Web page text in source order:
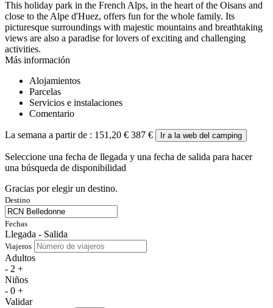
This holiday park in the French Alps, in the heart of the Oisans and
close to the Alpe d'Huez, offers fun for the whole family. Its
picturesque surroundings with majestic mountains and breathtaking
views are also a paradise for lovers of exciting and challenging
activities.
Más información
Alojamientos
Parcelas
Servicios e instalaciones
Comentario
La semana a partir de : 151,20 € 387 € Ir a la web del camping
Seleccione una fecha de llegada y una fecha de salida para hacer
una búsqueda de disponibilidad
Gracias por elegir un destino.
Destino
Fechas
Llegada - Salida
Viajeros
Adultos
- 2 +
Niños
- 0 +
Validar